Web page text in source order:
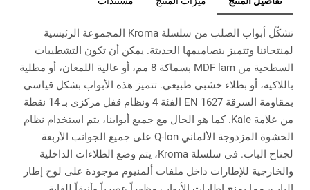
تشكّل أبواب الصلب من سلسلة Kroma المجموعة الرئيسية
لمنتجاتنا وتتميز بتصاميمها الحديثة. يمكن أن تكون التشطيبات
السطحية من MDF lam بسماكة 8 مم، أو عالية اللمعان، أو مطلية
باللاكيه، أو بطلاء خشبي طبيعي. تتميز هذه الأبواب بشكل قياسي
بمقاومة السرقة EN 1627 الفئة 4 ونظام قفل مركزي بـ 14 نقطة
من علامة Kale. كما هو الحال مع جميع أبوابنا، يتم استخدام نظام
الحشوة المزدوجة الألماني Q-lon على جميع الجوانب الأربعة
لجناح الباب. في سلسلة Kroma، يتم وضع الطلاءات الداخلية
والخارجية للإطارات داخل ملفات ألمنيوم موجودة على لوح إطار